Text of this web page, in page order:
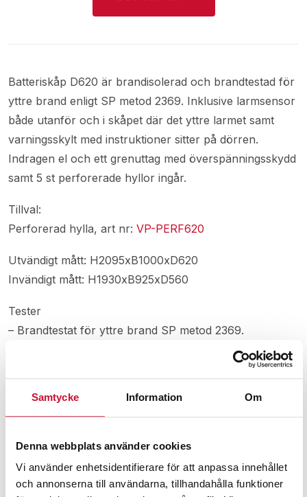
Samtycke Information Om
Denna webbplats använder cookies
Vi använder enhetsidentifierare för att anpassa innehållet
och annonserna till användarna, tillhandahålla funktioner
Batteriskåp D620 är brandisolerad och brandtestad för
yttre brand enligt SP metod 2369. Inklusive larmsensor
både utanför och i skåpet där det yttre larmet samt
varningsskylt med instruktioner sitter på dörren.
Indragen el och ett grenuttag med överspänningsskydd
samt 5 st perforerade hyllor ingår.
Tillval:
Perforerad hylla, art nr: VP-PERF620
Utvändigt mått: H2095xB1000xD620
Invändigt mått: H1930xB925xD560
Tester
– Brandtestat för yttre brand SP metod 2369.
– Stabilitet och hållfastighet enligt SS-EN 14073-3.
– Determination of strength and durability ISO
– Välgjordhet enligt SS83 90 30 utgåva 3.
– Möbelfaktas extra höga krav på ytors tålighet.